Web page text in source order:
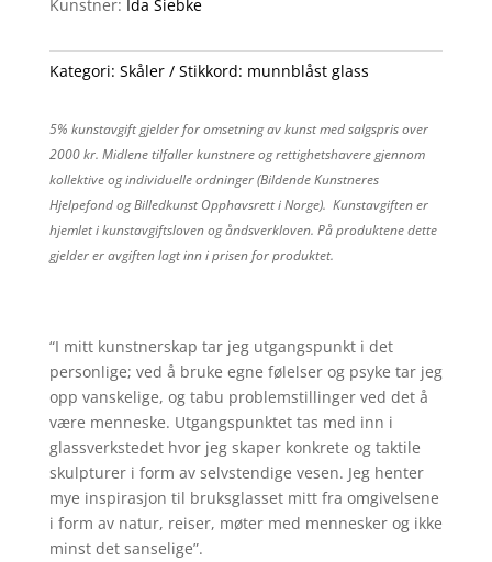
Kunstner: Ida Siebke
Kategori: Skåler Stikkord: munnblåst glass
5% kunstavgift gjelder for omsetning av kunst med salgspris over
2000 kr. Midlene tilfaller kunstnere og rettighetshavere gjennom
kollektive og individuelle ordninger (Bildende Kunstneres
Hjelpefond og Billedkunst Opphavsrett i Norge). Kunstavgiften er
hjemlet i kunstavgiftsloven og åndsverkloven. På produktene dette
gjelder er avgiften lagt inn i prisen for produktet.
“I mitt kunstnerskap tar jeg utgangspunkt i det
personlige; ved å bruke egne følelser og psyke tar jeg
opp vanskelige, og tabu problemstillinger ved det å
være menneske. Utgangspunktet tas med inn i
glassverkstedet hvor jeg skaper konkrete og taktile
skulpturer i form av selvstendige vesen. Jeg henter
mye inspirasjon til bruksglasset mitt fra omgivelsene
i form av natur, reiser, møter med mennesker og ikke
minst det sanselige”.